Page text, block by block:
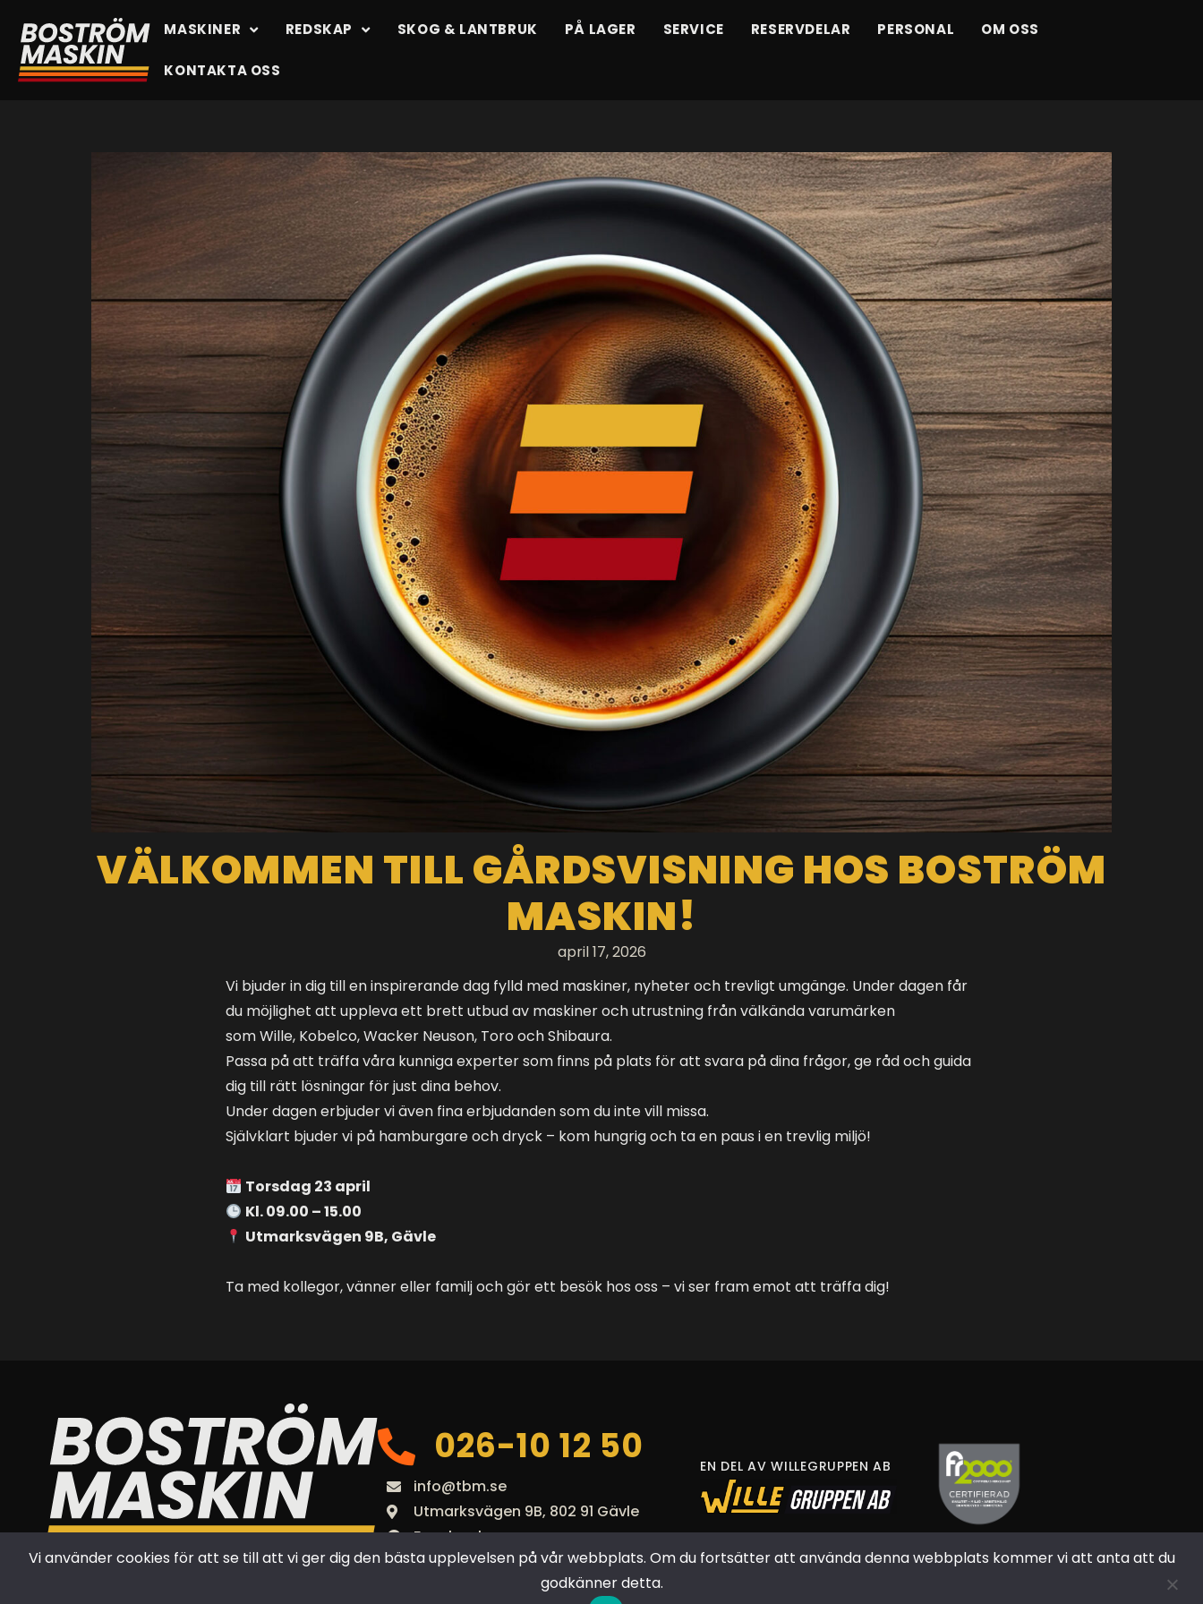
MASKINER REDSKAP SKOG & LANTBRUK PÅ LAGER SERVICE RESERVDELAR PERSONAL OM OSS
KONTAKTA OSS
VÄLKOMMEN TILL GÅRDSVISNING HOS BOSTRÖM
MASKIN!
april 17, 2026
Vi bjuder in dig till en inspirerande dag fylld med maskiner, nyheter och trevligt umgänge. Under dagen får
du möjlighet att uppleva ett brett utbud av maskiner och utrustning från välkända varumärken
som Wille, Kobelco, Wacker Neuson, Toro och Shibaura.
Passa på att träffa våra kunniga experter som finns på plats för att svara på dina frågor, ge råd och guida
dig till rätt lösningar för just dina behov.
Under dagen erbjuder vi även fina erbjudanden som du inte vill missa.
Självklart bjuder vi på hamburgare och dryck – kom hungrig och ta en paus i en trevlig miljö!
Torsdag 23 april
Kl. 09.00 – 15.00
Utmarksvägen 9B, Gävle
Ta med kollegor, vänner eller familj och gör ett besök hos oss – vi ser fram emot att träffa dig!
026-10 12 50
info@tbm.se
Utmarksvägen 9B, 802 91 Gävle
Facebook
EN DEL AV WILLEGRUPPEN AB
Vi använder cookies för att se till att vi ger dig den bästa upplevelsen på vår webbplats. Om du fortsätter att använda denna webbplats kommer vi att anta att du
godkänner detta.